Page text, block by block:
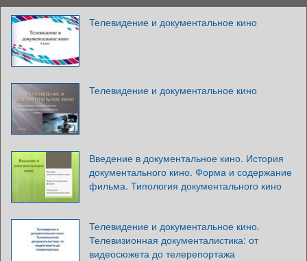
Телевидение и документальное кино
Телевидение и документальное кино
Введение в документальное кино. История
документального кино. Форма и содержание
фильма. Типология документального кино
Телевидение и документальное кино.
Телевизионная документалистика: от
видеосюжета до телерепортажа